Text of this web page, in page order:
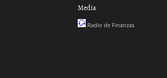
Media
Radio de Finanzas